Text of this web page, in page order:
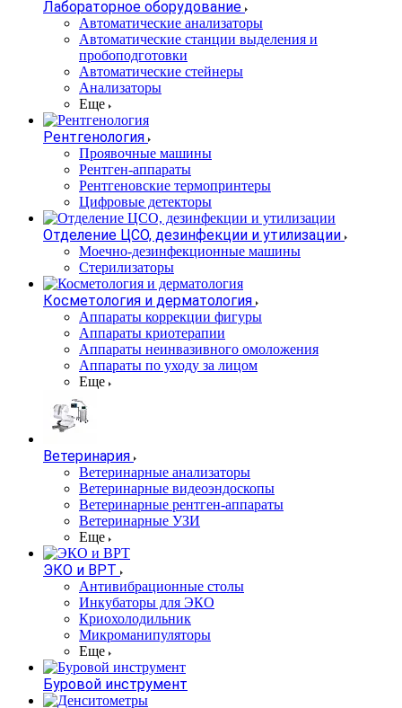
Лабораторное оборудование
Автоматические анализаторы
Автоматические станции выделения и
пробоподготовки
Автоматические стейнеры
Анализаторы
Еще
Рентгенология
Проявочные машины
Рентген-аппараты
Рентгеновские термопринтеры
Цифровые детекторы
Отделение ЦСО, дезинфекции и утилизации
Моечно-дезинфекционные машины
Стерилизаторы
Косметология и дерматология
Аппараты коррекции фигуры
Аппараты криотерапии
Аппараты неинвазивного омоложения
Аппараты по уходу за лицом
Еще
Ветеринария
Ветеринарные анализаторы
Ветеринарные видеоэндоскопы
Ветеринарные рентген-аппараты
Ветеринарные УЗИ
Еще
ЭКО и ВРТ
Антивибрационные столы
Инкубаторы для ЭКО
Криохолодильник
Микроманипуляторы
Еще
Буровой инструмент